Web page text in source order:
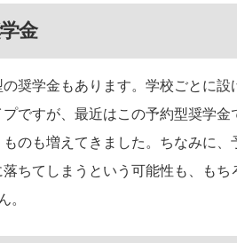
金
奨学金もあります。学校ごとに設
ですが、最近はこの予約型奨学金
のも増えてきました。ちなみに、
ちてしまうという可能性も、もち
。